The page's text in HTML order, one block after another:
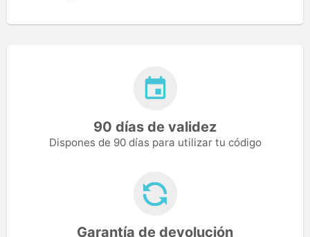
90 días de validez
Dispones de 90 días para utilizar tu código
Garantía de devolución